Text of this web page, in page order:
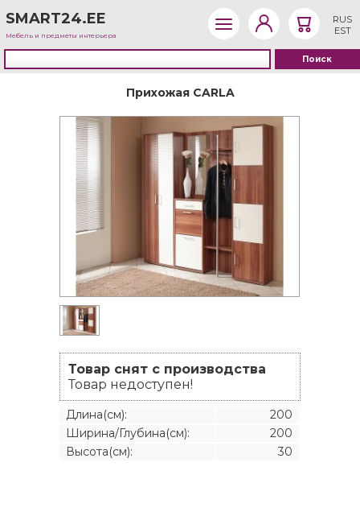
SMART24.EE
Мебель и предметы интерьера
RUS
EST
Прихожая CARLA
Товар снят с производства
Товар недоступен!
Длина(см):
200
Ширина/Глубина(см):
200
Высота(см):
30